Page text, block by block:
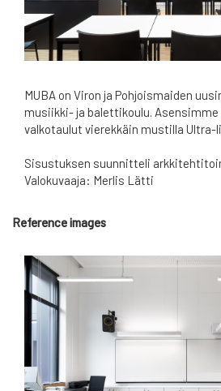
MUBA on Viron ja Pohjoismaiden
musiikki- ja balettikoulu. Asensimme
valkotaulut vierekkäin mustilla Ultra-
Sisustuksen suunnitteli
Valokuvaaja: Merlis Lätti
Reference images